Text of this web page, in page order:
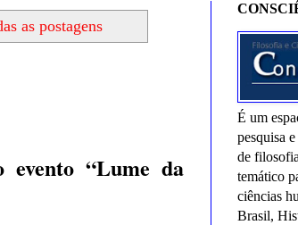
as postagens
“Lume da
É um
pesquisa
de
temático
ciências
Brasil,